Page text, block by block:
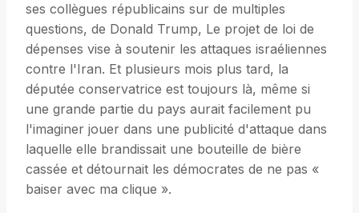
ses collègues républicains sur de multiples
questions, de Donald Trump, Le projet de loi de
dépenses vise à soutenir les attaques israéliennes
contre l'Iran. Et plusieurs mois plus tard, la
députée conservatrice est toujours là, même si
une grande partie du pays aurait facilement pu
l'imaginer jouer dans une publicité d'attaque dans
laquelle elle brandissait une bouteille de bière
cassée et détournait les démocrates de ne pas «
baiser avec ma clique ».